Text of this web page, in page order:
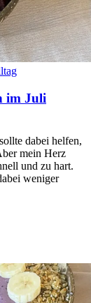
im Juli
dabei helfen,
mein Herz
und zu hart.
weniger